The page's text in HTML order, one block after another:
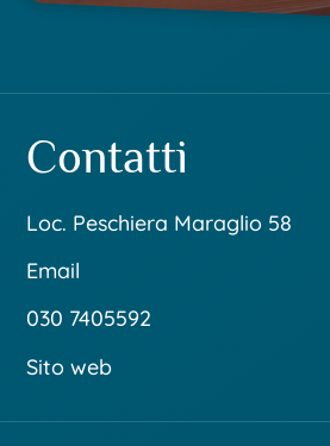
Contatti
Loc. Peschiera Maraglio 58
Email
030 7405592
Sito web